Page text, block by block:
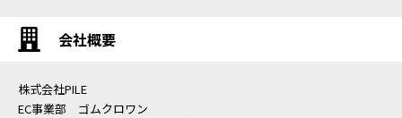
会社概要
株式会社PILE
EC事業部 ゴムクロワン